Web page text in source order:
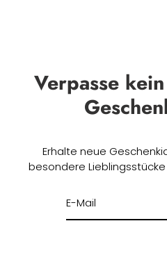
Verpasse
Erhalte neue
besondere